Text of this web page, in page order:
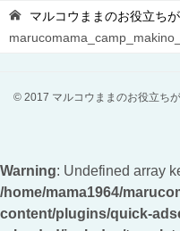
マルコウままのお役立ち
© 2017 マルコウままのお役立ち
Warning: Undefined array
/home/mama1964/
content/plugins/quick-